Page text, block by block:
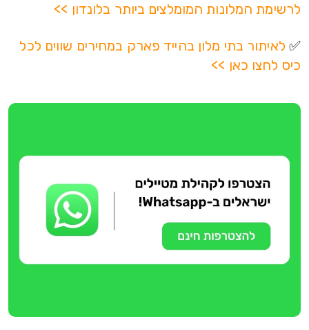
לרשימת המלונות המומלצים ביותר בלונדון >>
✅ לאיתור בתי מלון בהייד פארק במחירים שווים לכל
כיס לחצו כאן >>